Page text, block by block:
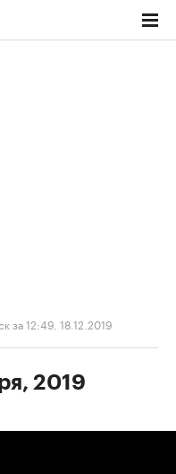
за 12:49, 18.12.2019
2019